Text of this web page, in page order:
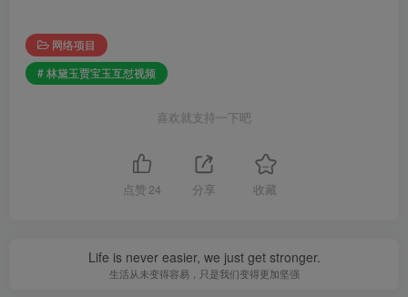
网络项目
# 林黛玉贾宝玉互怼视频
喜欢就支持一下吧
点赞 24 分享 收藏
Life is never easier, we just get stronger.
生活从未变得容易，只是我们变得更加坚强